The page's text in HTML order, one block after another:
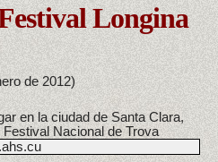
Longina
de 2012)
en la ciudad de Santa Clara,
Festival Nacional de Trova